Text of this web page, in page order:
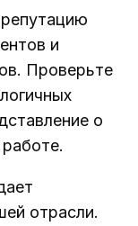
и
Проверьте
о
отрасли.